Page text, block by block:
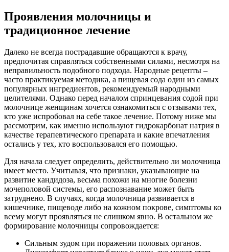
Проявления молочницы и
традиционное лечение
Далеко не всегда пострадавшие обращаются к врачу,
предпочитая справляться собственными силами, несмотря на
неправильность подобного подхода. Народные рецепты –
часто практикуемая методика, а пищевая сода один из самых
популярных ингредиентов, рекомендуемый народными
целителями. Однако перед началом спринцевания содой при
молочнице женщинам хочется ознакомиться с отзывами тех,
кто уже испробовал на себе такое лечение. Потому ниже мы
рассмотрим, как именно используют гидрокарбонат натрия в
качестве терапевтического препарата и какие впечатления
остались у тех, кто воспользовался его помощью.
Для начала следует определить, действительно ли молочница
имеет место. Учитывая, что признаки, указывающие на
развитие кандидоза, весьма похожи на многие болезни
мочеполовой системы, его распознавание может быть
затруднено. В случаях, когда молочница развивается в
кишечнике, пищеводе либо на кожном покрове, симптомы ко
всему могут проявляться не слишком явно. В остальном же
формирование молочницы сопровождается:
Сильным зудом при поражении половых органов.